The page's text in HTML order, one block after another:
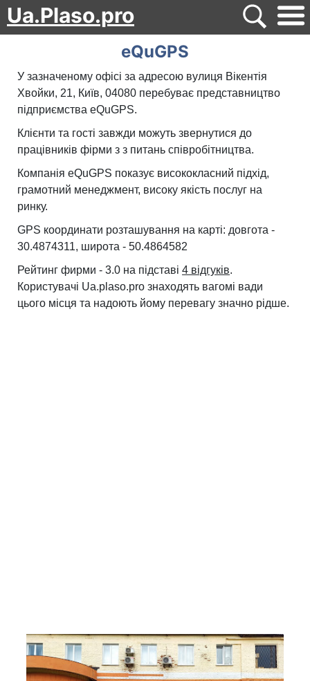
Ua.Plaso.pro
eQuGPS
У зазначеному офісі за адресою вулиця Вікентія
Хвойки, 21, Київ, 04080 перебуває представництво
підприємства eQuGPS.
Клієнти та гості завжди можуть звернутися до
працівників фірми з з питань співробітництва.
Компанія eQuGPS показує висококласний підхід,
грамотний менеджмент, високу якість послуг на
ринку.
GPS координати розташування на карті: довгота -
30.4874311, широта - 50.4864582
Рейтинг фирми - 3.0 на підставі 4 відгуків.
Користувачі Ua.plaso.pro знаходять вагомі вади
цього місця та надоють йому перевагу значно рідше.